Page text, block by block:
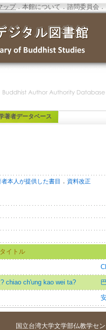
ップ．本館について ．諮問委員会 ．
著者データベース
者本人が提供した書目 ． 資料改正
タイトル
chiao ch'ung kao wei ta?
国立台湾大学文学部仏教学セ